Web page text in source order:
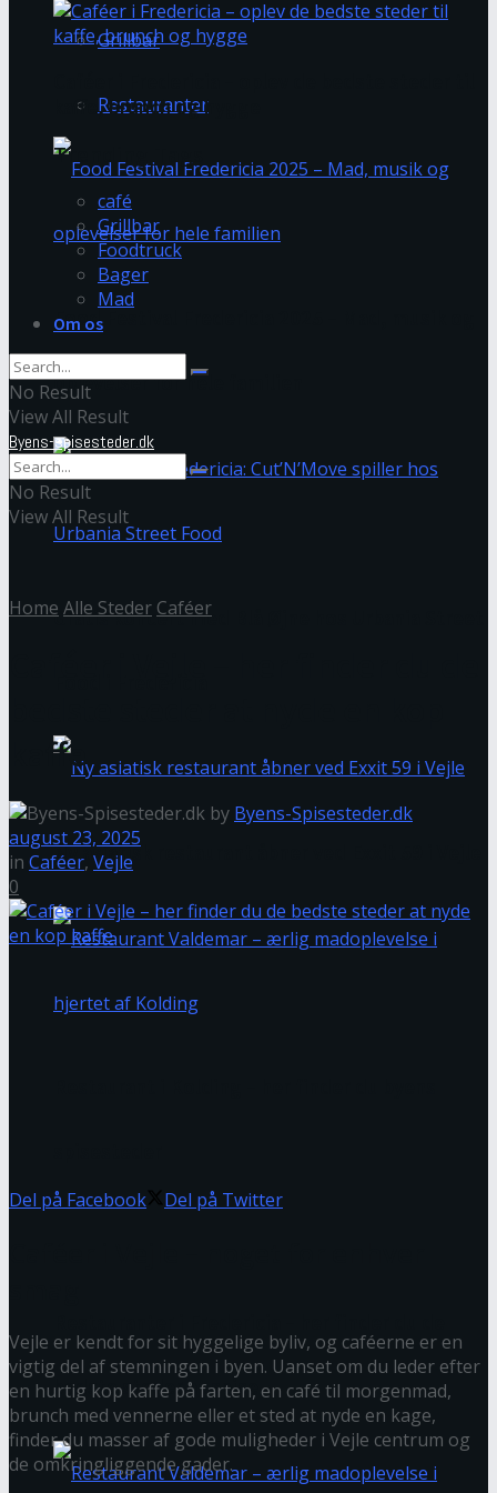
Grillbar
Restauranter
Food Festival Fredericia 2025 – Mad, musik og
oplevelser for hele familien
Gratis koncert med Blå Øjne hos Urbania Street
Ny asiatisk restaurant åbner ved Exxit 59 i Vejle
bedste steder at spise
kaffe, brunch og hygge
Trending Tags
café
Grillbar
Foodtruck
Bager
Mad
Om os
No Result
View All Result
Byens-spisesteder.dk
No Result
View All Result
Home Alle Steder Caféer
kaffe
by Byens-Spisesteder.dk
august 23, 2025
in Caféer, Vejle
0
Del på Facebook Del på Twitter
Vejle er kendt for sit hyggelige byliv, og caféerne er en
vigtig del af stemningen i byen. Uanset om du leder efter
en hurtig kop kaffe på farten, en café til morgenmad,
brunch med vennerne eller et sted at nyde en kage,
finder du masser af gode muligheder i Vejle centrum og
de omkringliggende gader.